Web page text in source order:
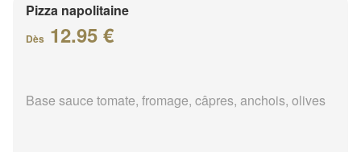
Pizza napolitaine
Dès 12.95 €
Base sauce tomate, fromage, câpres, anchois, olives